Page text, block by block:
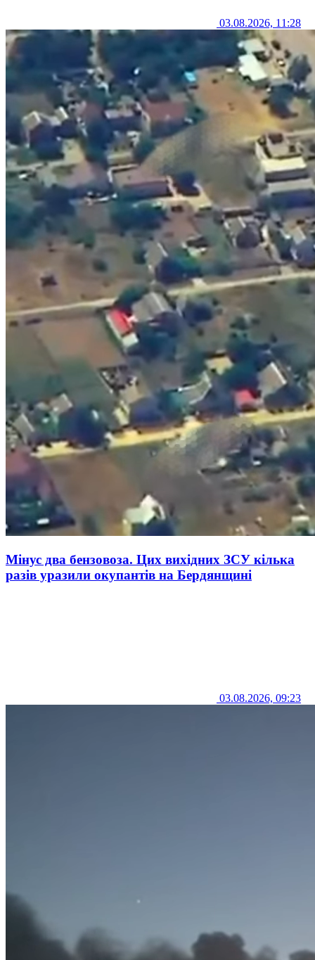
03.08.2026, 11:28
Мінус два бензовоза. Цих вихідних ЗСУ кілька
разів уразили окупантів на Бердянщині
03.08.2026, 09:23